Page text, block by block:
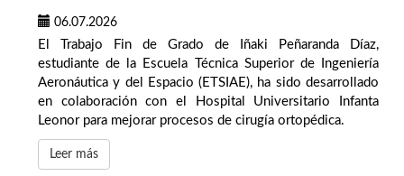
06.07.2026
El Trabajo Fin de Grado de Iñaki Peñaranda Díaz,
estudiante de la Escuela Técnica Superior de Ingeniería
Aeronáutica y del Espacio (ETSIAE), ha sido desarrollado
en colaboración con el Hospital Universitario Infanta
Leonor para mejorar procesos de cirugía ortopédica.
Leer más